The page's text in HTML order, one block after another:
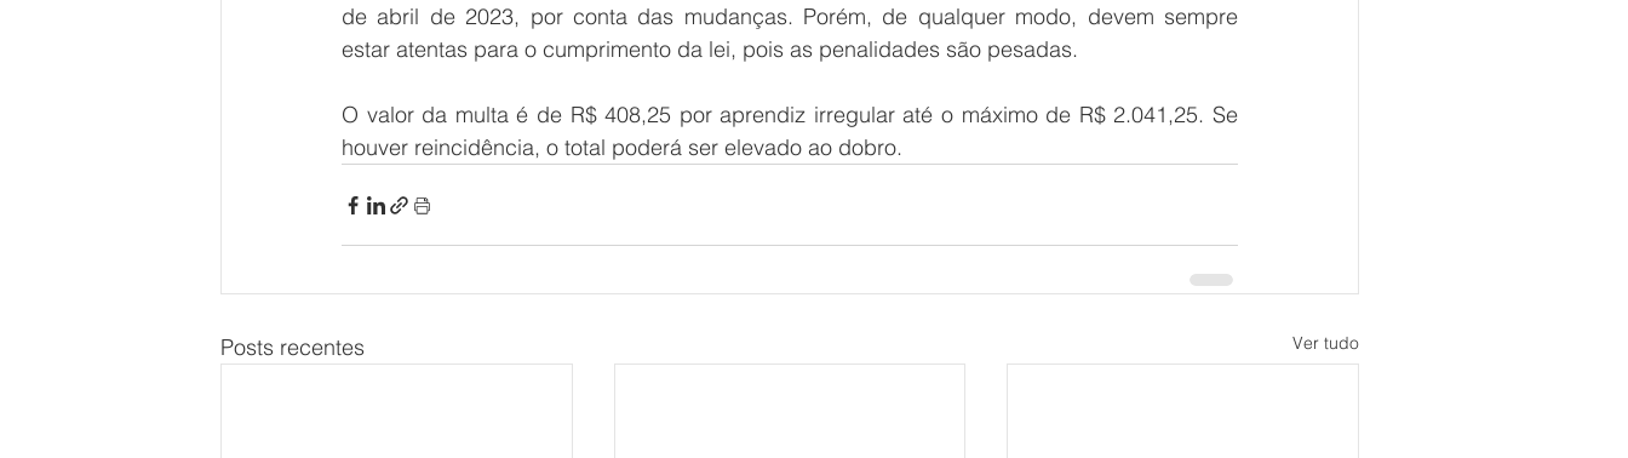
de abril de 2023, por conta das mudanças. Porém, de qualquer modo, devem sempre
estar atentas para o cumprimento da lei, pois as penalidades são pesadas.
O valor da multa é de R$ 408,25 por aprendiz irregular até o máximo de R$ 2.041,25. Se
houver reincidência, o total poderá ser elevado ao dobro.
Posts recentes Ver tudo